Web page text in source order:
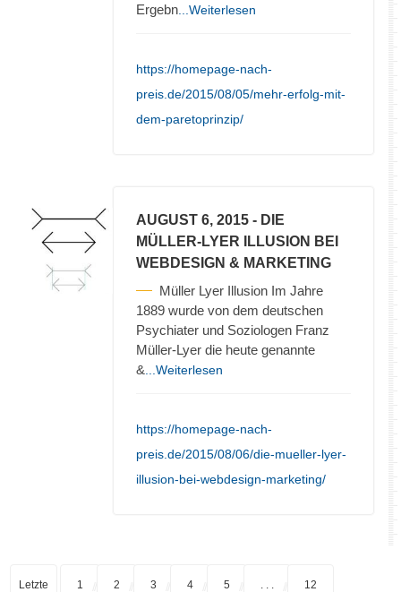
Ergebn ...Weiterlesen
https://homepage-nach-
preis.de/2015/08/05/mehr-erfolg-mit-
dem-paretoprinzip/
AUGUST 6, 2015 - DIE
MÜLLER-LYER ILLUSION BEI
WEBDESIGN & MARKETING
Müller Lyer Illusion Im Jahre
1889 wurde von dem deutschen
Psychiater und Soziologen Franz
Müller-Lyer die heute genannte
& ...Weiterlesen
https://homepage-nach-
preis.de/2015/08/06/die-mueller-lyer-
illusion-bei-webdesign-marketing/
Letzte 1 2 3 4 5 12